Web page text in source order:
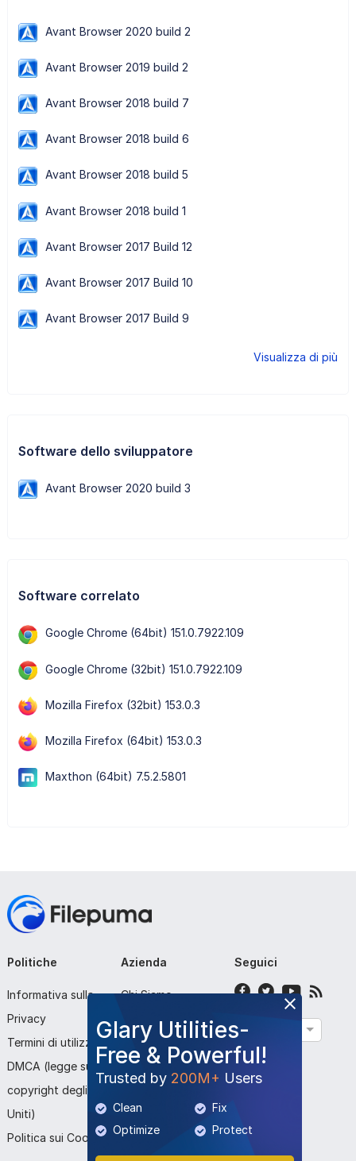
Avant Browser 2020 build 2
Avant Browser 2019 build 2
Avant Browser 2018 build 7
Avant Browser 2018 build 6
Avant Browser 2018 build 5
Avant Browser 2018 build 1
Avant Browser 2017 Build 12
Avant Browser 2017 Build 10
Avant Browser 2017 Build 9
Visualizza di più
Software dello sviluppatore
Avant Browser 2020 build 3
Software correlato
Google Chrome (64bit) 151.0.7922.109
Google Chrome (32bit) 151.0.7922.109
Mozilla Firefox (32bit) 153.0.3
Mozilla Firefox (64bit) 153.0.3
Maxthon (64bit) 7.5.2.5801
Glary Utilities-
Free & Powerful!
Trusted by 200M+ Users
Clean
Fix
Optimize
Protect
Politiche
Informativa sulla
Privacy
Termini di utilizzo
DMCA (legge sul
copyright degli Stati
Uniti)
Politica sui Cookie
Azienda
Chi Siamo
Contattaci
Invia Programma
Seguici